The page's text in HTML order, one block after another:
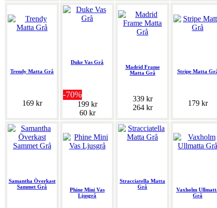
Trendy Matta Grå
169 kr
Duke Vas Grå
-70%
199 kr
60 kr
Madrid Frame
Matta Grå
339 kr
264 kr
Stripe Matta
179 kr
Samantha Överkast
Sammet Grå
Phine Mini Vas
Ljusgrå
Stracciatella Matta
Grå
Vaxholm
Grå